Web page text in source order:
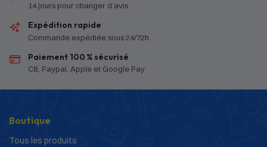
14 jours pour changer d’avis
Expédition rapide
Commande expédiée sous 24/72h
Paiement 100 % sécurisé
CB, Paypal, Apple et Google Pay
Boutique
Tous les produits